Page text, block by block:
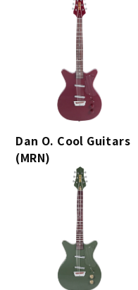
Dan O. Cool Guitars
(MRN)